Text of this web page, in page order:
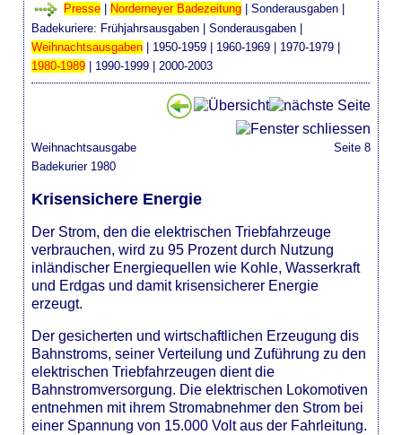
Presse Norderneyer Badezeitung |Sonderausgaben
Badekuriere: Frühjahrsausgaben |Sonderausgaben |
Weihnachtsausgaben | 1950-1959 | 1960-1969 | 1970-1979 |
1980-1989 | 1990-1999 | 2000-2003
Weihnachtsausgabe
Badekurier 1980
Seite 8
Krisensichere Energie
Der Strom, den die elektrischen Triebfahrzeuge
verbrauchen, wird zu 95 Prozent durch Nutzung
inländischer Energiequellen wie Kohle, Wasserkraft
und Erdgas und damit krisensicherer Energie
erzeugt.
Der gesicherten und wirtschaftlichen Erzeugung dis
Bahnstroms, seiner Verteilung und Zuführung zu den
elektrischen Triebfahrzeugen dient die
Bahnstromversorgung. Die elektrischen Lokomotiven
entnehmen mit ihrem Stromabnehmer den Strom bei
einer Spannung von 15.000 Volt aus der Fahrleitung.